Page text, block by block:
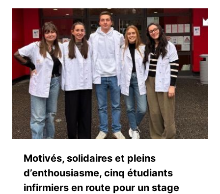
Motivés, solidaires et pleins
d’enthousiasme, cinq étudiants
infirmiers en route pour un stage